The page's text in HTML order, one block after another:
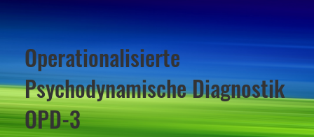
Operationalisierte
Psychodynamische Diagnostik
OPD-3